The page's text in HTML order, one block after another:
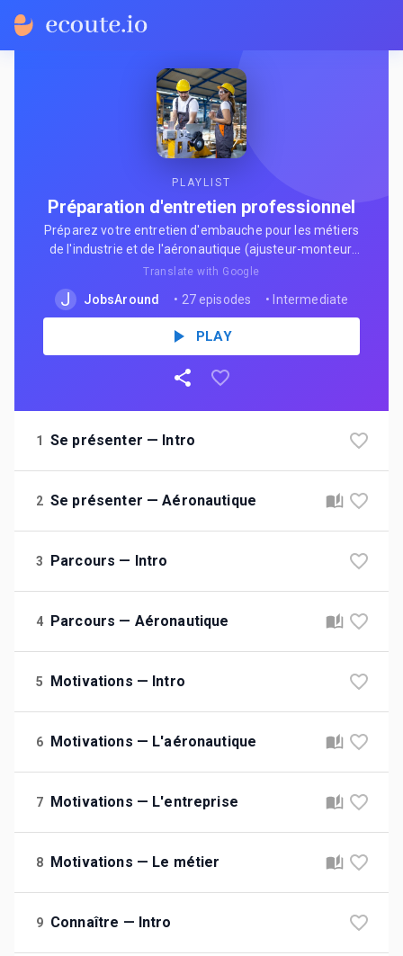
PLAYLIST
Préparation d'entretien professionnel
Préparez votre entretien d'embauche pour les métiers
de l'industrie et de l'aéronautique (ajusteur-monteur,
monteur-câbleur). Niveau A2, pour adultes en
Translate with Google
J JobsAround • 27 episodes • Intermediate
PLAY
1 Se présenter — Intro
2 Se présenter — Aéronautique
3 Parcours — Intro
4 Parcours — Aéronautique
5 Motivations — Intro
6 Motivations — L'aéronautique
7 Motivations — L'entreprise
8 Motivations — Le métier
9 Connaître — Intro